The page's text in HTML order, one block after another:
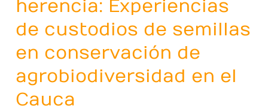
herencia: Experiencias
de custodios de semillas
en conservación de
agrobiodiversidad en el
Cauca